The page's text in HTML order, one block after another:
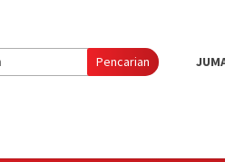
Pencarian